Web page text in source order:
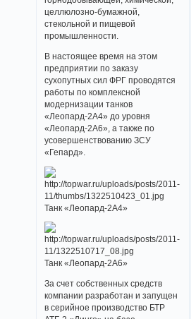
целлюлозно-бумажной,
стекольной и пищевой
промышленности.
В настоящее время на этом
предприятии по заказу
сухопутных сил ФРГ проводятся
работы по комплексной
модернизации танков
«Леопард-2А4» до уровня
«Леопард-2А6», а также по
усовершенствованию ЗСУ
«Гепард».
Танк «Леопард-2А4»
Танк «Леопард-2А6»
За счет собственных средств
компании разработан и запущен
в серийное производство БТР